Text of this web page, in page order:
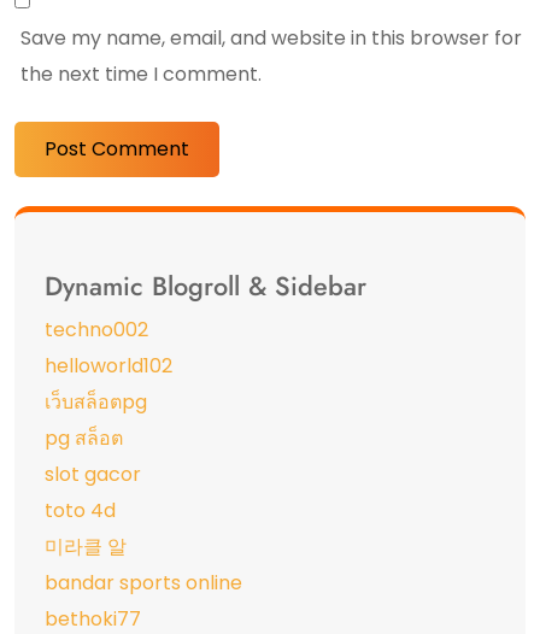
Save my name, email, and website in this browser for
the next time I comment.
Dynamic Blogroll & Sidebar
techno002
helloworld102
เว็บสล็อตpg
pg สล็อต
slot gacor
toto 4d
미라클 알
bandar sports online
bethoki77